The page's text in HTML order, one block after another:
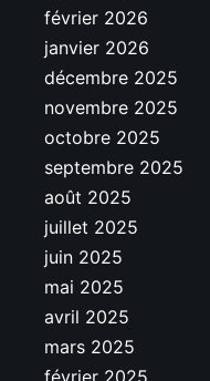
février 2026
janvier 2026
décembre 2025
novembre 2025
octobre 2025
septembre 2025
août 2025
juillet 2025
juin 2025
mai 2025
avril 2025
mars 2025
février 2025